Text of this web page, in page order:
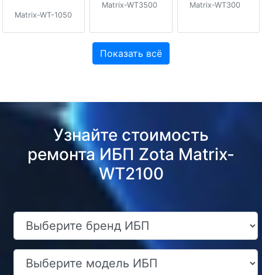
Matrix-WT-1050
Matrix-WT3500 Matrix-WT300
Показать всё
Узнайте стоимость
ремонта ИБП Zota Matrix-
WT2100